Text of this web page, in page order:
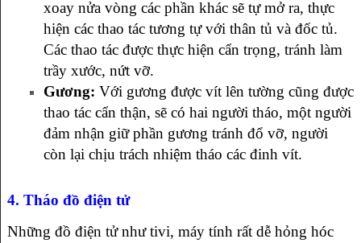
xoay nửa vòng các phần khác sẽ tự mở ra, thực
hiện các thao tác tương tự với thân tủ và đốc tủ.
Các thao tác được thực hiện cẩn trọng, tránh làm
trầy xước, nứt vỡ.
Gương: Với gương được vít lên tường cũng được
thao tác cẩn thận, sẽ có hai người tháo, một người
đảm nhận giữ phần gương tránh đổ vỡ, người
còn lại chịu trách nhiệm tháo các đinh vít.
4. Tháo đồ điện tử
Những đồ điện tử như tivi, máy tính rất dễ hỏng hóc